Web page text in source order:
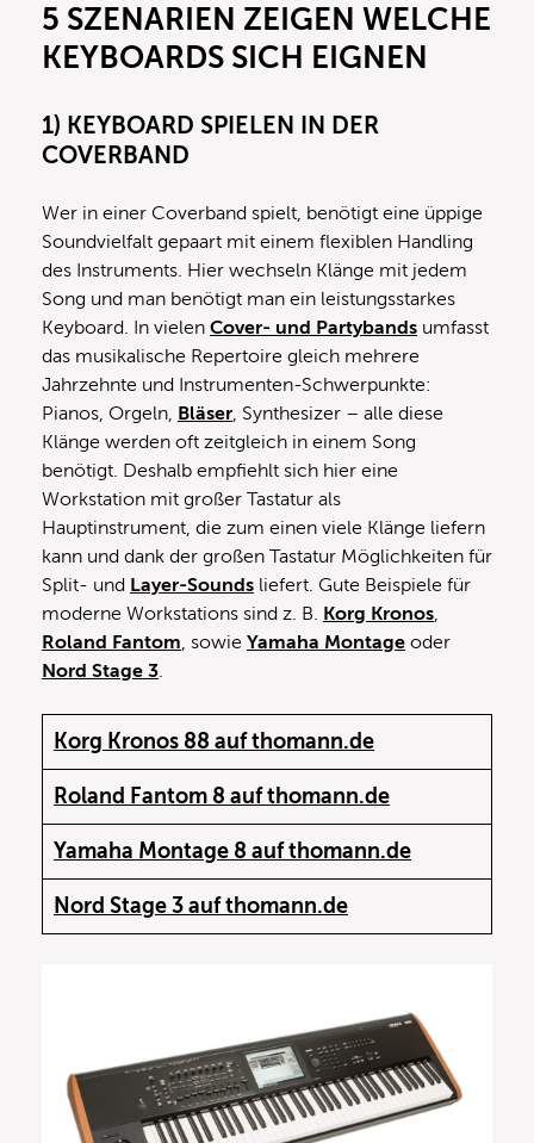
5 SZENARIEN ZEIGEN WELCHE
KEYBOARDS SICH EIGNEN
1) KEYBOARD SPIELEN IN DER
COVERBAND
Wer in einer Coverband spielt, benötigt eine üppige
Soundvielfalt gepaart mit einem flexiblen Handling
des Instruments. Hier wechseln Klänge mit jedem
Song und man benötigt man ein leistungsstarkes
Keyboard. In vielen Cover- und Partybands umfasst
das musikalische Repertoire gleich mehrere
Jahrzehnte und Instrumenten-Schwerpunkte:
Pianos, Orgeln, Bläser, Synthesizer – alle diese
Klänge werden oft zeitgleich in einem Song
benötigt. Deshalb empfiehlt sich hier eine
Workstation mit großer Tastatur als
Hauptinstrument, die zum einen viele Klänge liefern
kann und dank der großen Tastatur Möglichkeiten für
Split- und Layer-Sounds liefert. Gute Beispiele für
moderne Workstations sind z. B. Korg Kronos,
Roland Fantom, sowie Yamaha Montage oder
Nord Stage 3.
Korg Kronos 88 auf thomann.de
Roland Fantom 8 auf thomann.de
Yamaha Montage 8 auf thomann.de
Nord Stage 3 auf thomann.de